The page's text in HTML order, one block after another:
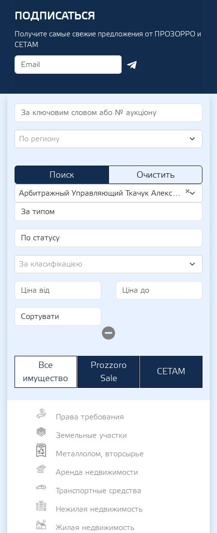
ПОДПИСАТЬСЯ
Получите самые свежие предложения от ПРОЗОРРО и
СЕТАМ
По региону
Поиск Очистить
×
Арбитражный Управляющий Ткачук Александр Викторович (UA-IPN 3155628273)
За класифікацією
Все
имущество
Prozzoro
Sale
СЕТАМ
Права требования
Земельные участки
Металлолом, вторсырье
Аренда недвижимости
Транспортные средства
Нежилая недвижимость
Жилая недвижимость